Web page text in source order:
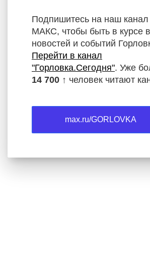
Подпишитесь на наш канал
МАКС, чтобы быть в курсе
новостей и событий
Перейти в канал
"Горловка.Сегодня". Уже
14 700 ↑ человек читают
max.ru/GORLOVKA